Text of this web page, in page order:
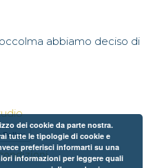
abbiamo deciso di
dei cookie da parte nostra.
tutte le tipologie di cookie e
preferisci informarti su una
informazioni per leggere quali